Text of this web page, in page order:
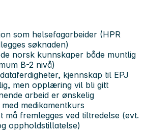
som helsefagarbeider (HPR
søknaden)
norsk kunnskaper både muntlig
B-2 nivå)
kjennskap til EPJ
men opplæring vil bli gitt
arbeid er ønskelig
medikamentkurs
må fremlegges ved tiltredelse (evt.
oppholdstillatelse)